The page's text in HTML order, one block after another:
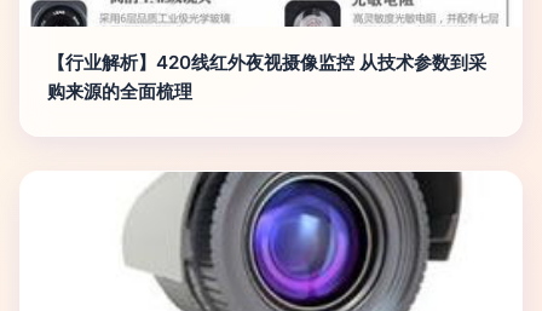
【行业解析】420线红外夜视摄像监控 从技术参数到采
购来源的全面梳理